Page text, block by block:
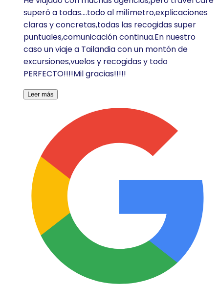
superó a todas….todo al milímetro,explicaciones
claras y concretas,todas las recogidas super
puntuales,comunicación continua.En nuestro
caso un viaje a Tailandia con un montón de
excursiones,vuelos y recogidas y todo
PERFECTO!!!!Mil gracias!!!!!
Leer más